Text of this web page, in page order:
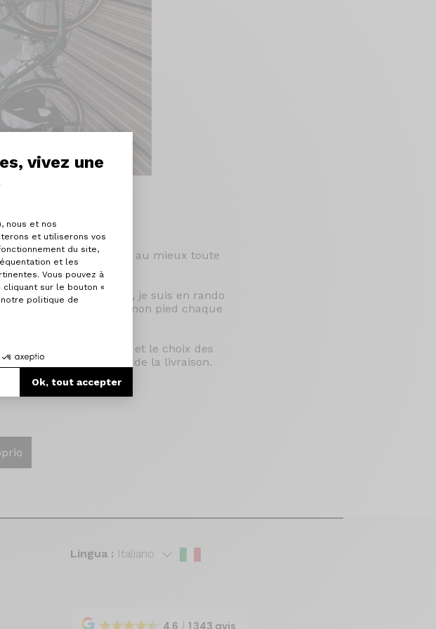
vivez une
Consentement : Personnalisez vos Options
nous et nos
et utiliserons vos
du site,
et les
Vous pouvez à
sur le bouton «
notre politique de
Ok, tout accepter
intention d'en profiter au mieux toute
les bagages l'été.
du vélo. Cet été, je suis en rando
dire que je prends mon pied chaque
la configuration finale et le choix des
et la rapidité de la livraison.
Lingua : Italiano